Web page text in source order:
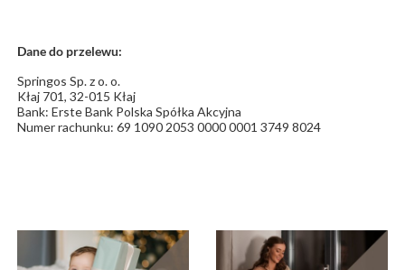
Dane do przelewu:
Springos Sp. z o. o.
Kłaj 701, 32-015 Kłaj
Bank: Erste Bank Polska Spółka Akcyjna
Numer rachunku: 69 1090 2053 0000 0001 3749 8024